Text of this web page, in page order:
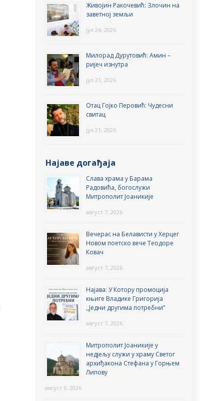
Живојин Ракочевић: Злочин на
заветној земљи
јул 24, 2026
Милорад Дурутовић: Амин –
ријеч изнутра
јул 21, 2026
Отац Гојко Перовић: Чудесни
свитац
јул 21, 2026
Најаве догађаја
Слава храма у Барама
Радовића, богослужи
Митрополит Јоаникије
август 7, 2026
Вечерас на Белависти у Херцег
Новом поетско вече Теодоре
Ковач
август 7, 2026
Најава: У Котору промоција
књиге Владике Григорија
,,Једни другима потребни”
август 7, 2026
Митрополит Јоаникије у
недјељу служи у храму Светог
архиђакона Стефана у Горњем
Липову
август 6, 2026